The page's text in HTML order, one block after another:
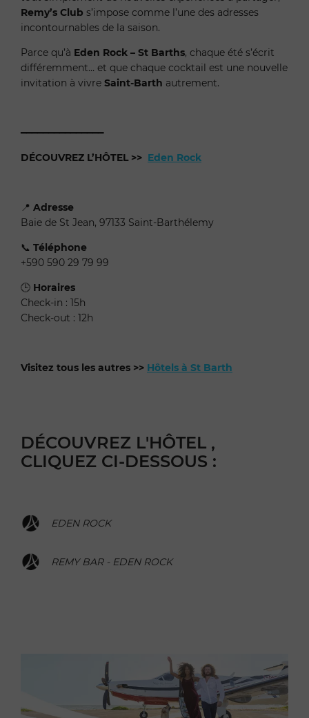
Remy’s Club s’impose comme l’une des adresses
incontournables de la saison.
Parce qu’à Eden Rock – St Barths, chaque été s’écrit
différemment… et que chaque cocktail est une nouvelle
invitation à vivre Saint-Barth autrement.
━━━━━━━━━━━━━━━
DÉCOUVREZ L’HÔTEL >> Eden Rock
📍 Adresse
Baie de St Jean, 97133 Saint-Barthélemy
📞 Téléphone
+590 590 29 79 99
🕒 Horaires
Check-in : 15h
Check-out : 12h
Visitez tous les autres >> Hôtels à St Barth
DÉCOUVREZ L'HÔTEL ,
CLIQUEZ CI-DESSOUS :
EDEN ROCK
REMY BAR - EDEN ROCK